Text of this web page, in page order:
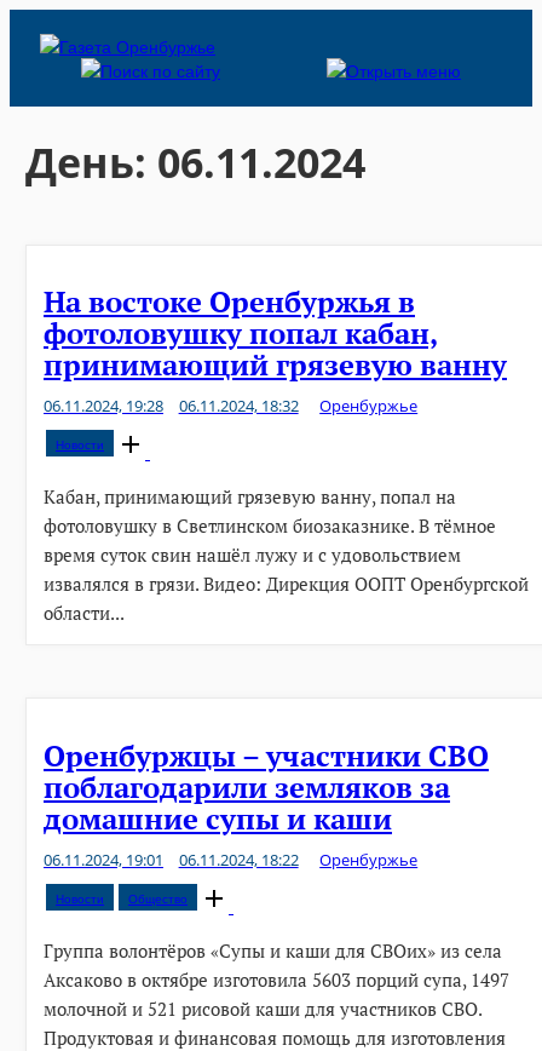
День: 06.11.2024
На востоке Оренбуржья в
фотоловушку попал кабан,
принимающий грязевую ванну
06.11.2024, 19:28 06.11.2024, 18:32 Оренбуржье
Новости
Open
post
Кабан, принимающий грязевую ванну, попал на
фотоловушку в Светлинском биозаказнике. В тёмное
время суток свин нашёл лужу и с удовольствием
извалялся в грязи. Видео: Дирекция ООПТ Оренбургской
области...
Оренбуржцы – участники СВО
поблагодарили земляков за
домашние супы и каши
06.11.2024, 19:01 06.11.2024, 18:22 Оренбуржье
Новости Общество
Open
post
Группа волонтёров «Супы и каши для СВОих» из села
Аксаково в октябре изготовила 5603 порций супа, 1497
молочной и 521 рисовой каши для участников СВО.
Продуктовая и финансовая помощь для изготовления